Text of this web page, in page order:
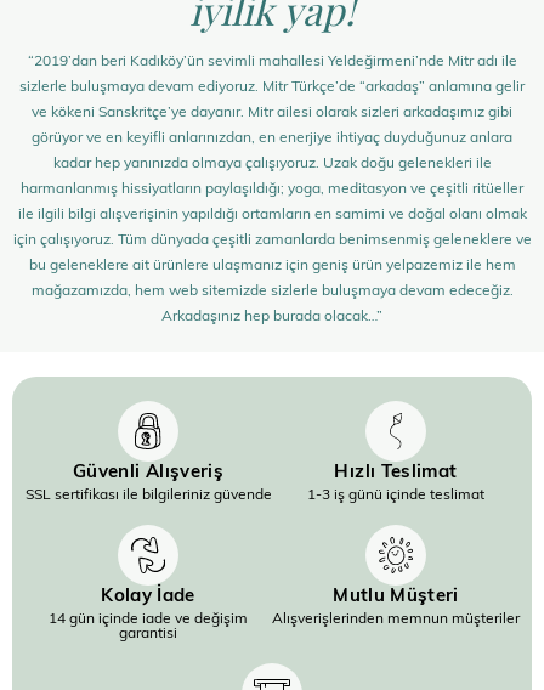
“2019’dan beri Kadıköy’ün sevimli mahallesi Yeldeğirmeni’nde Mitr adı ile
sizlerle buluşmaya devam ediyoruz. Mitr Türkçe’de “arkadaş” anlamına gelir
ve kökeni Sanskritçe’ye dayanır. Mitr ailesi olarak sizleri arkadaşımız gibi
görüyor ve en keyifli anlarınızdan, en enerjiye ihtiyaç duyduğunuz anlara
kadar hep yanınızda olmaya çalışıyoruz. Uzak doğu gelenekleri ile
harmanlanmış hissiyatların paylaşıldığı; yoga, meditasyon ve çeşitli ritüeller
ile ilgili bilgi alışverişinin yapıldığı ortamların en samimi ve doğal olanı olmak
için çalışıyoruz. Tüm dünyada çeşitli zamanlarda benimsenmiş geleneklere ve
bu geleneklere ait ürünlere ulaşmanız için geniş ürün yelpazemiz ile hem
mağazamızda, hem web sitemizde sizlerle buluşmaya devam edeceğiz.
Arkadaşınız hep burada olacak…”
Güvenli Alışveriş
SSL sertifikası ile bilgileriniz güvende
Hızlı Teslimat
1-3 iş günü içinde teslimat
Kolay İade
14 gün içinde iade ve değişim
garantisi
Mutlu Müşteri
Alışverişlerinden memnun müşteriler